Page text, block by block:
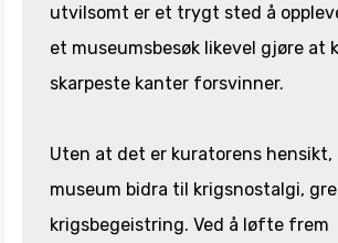
utvilsomt er et trygt sted å
et museumsbesøk likevel gjøre at
skarpeste kanter forsvinner.
Uten at det er kuratorens hensikt,
museum bidra til krigsnostalgi,
krigsbegeistring. Ved å løfte frem